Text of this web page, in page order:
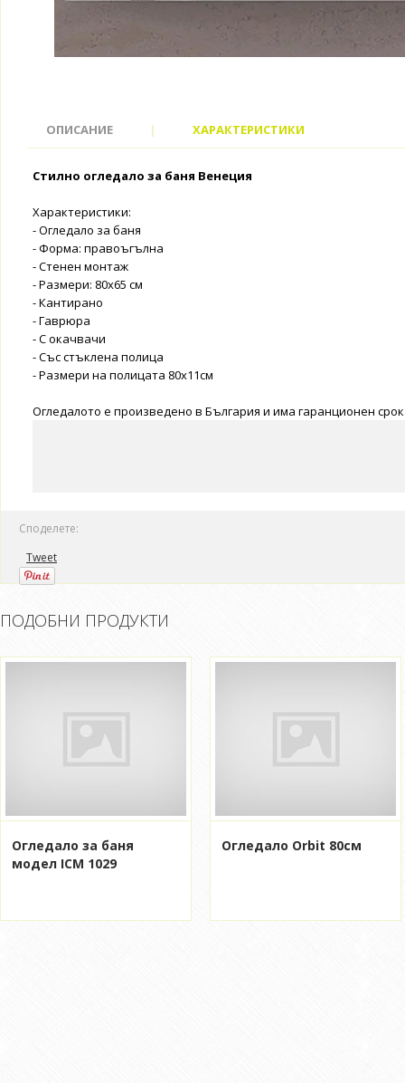
ОПИСАНИЕ | ХАРАКТЕРИСТИКИ
Стилно огледало за баня Венеция
Характеристики:
- Огледало за баня
- Форма: правоъгълна
- Стенен монтаж
- Размери: 80x65 см
- Кантирано
- Гаврюра
- С окачвачи
- Със стъклена полица
- Размери на полицата 80x11см
Огледалото е произведено в България и има гаранционен
Споделете:
Tweet
ПОДОБНИ ПРОДУКТИ
Огледало за баня
модел ICM 1029
Огледало Orbit 80см